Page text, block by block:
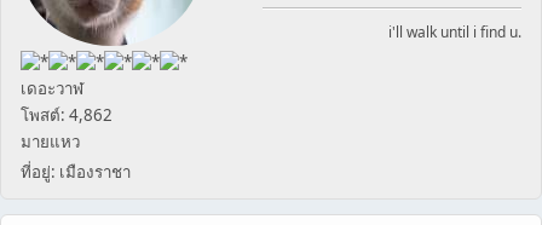
เดอะวาฬ
โพสต์: 4,862
มายแหว
ที่อยู่: เมืองราชา
i'll walk until i find u.